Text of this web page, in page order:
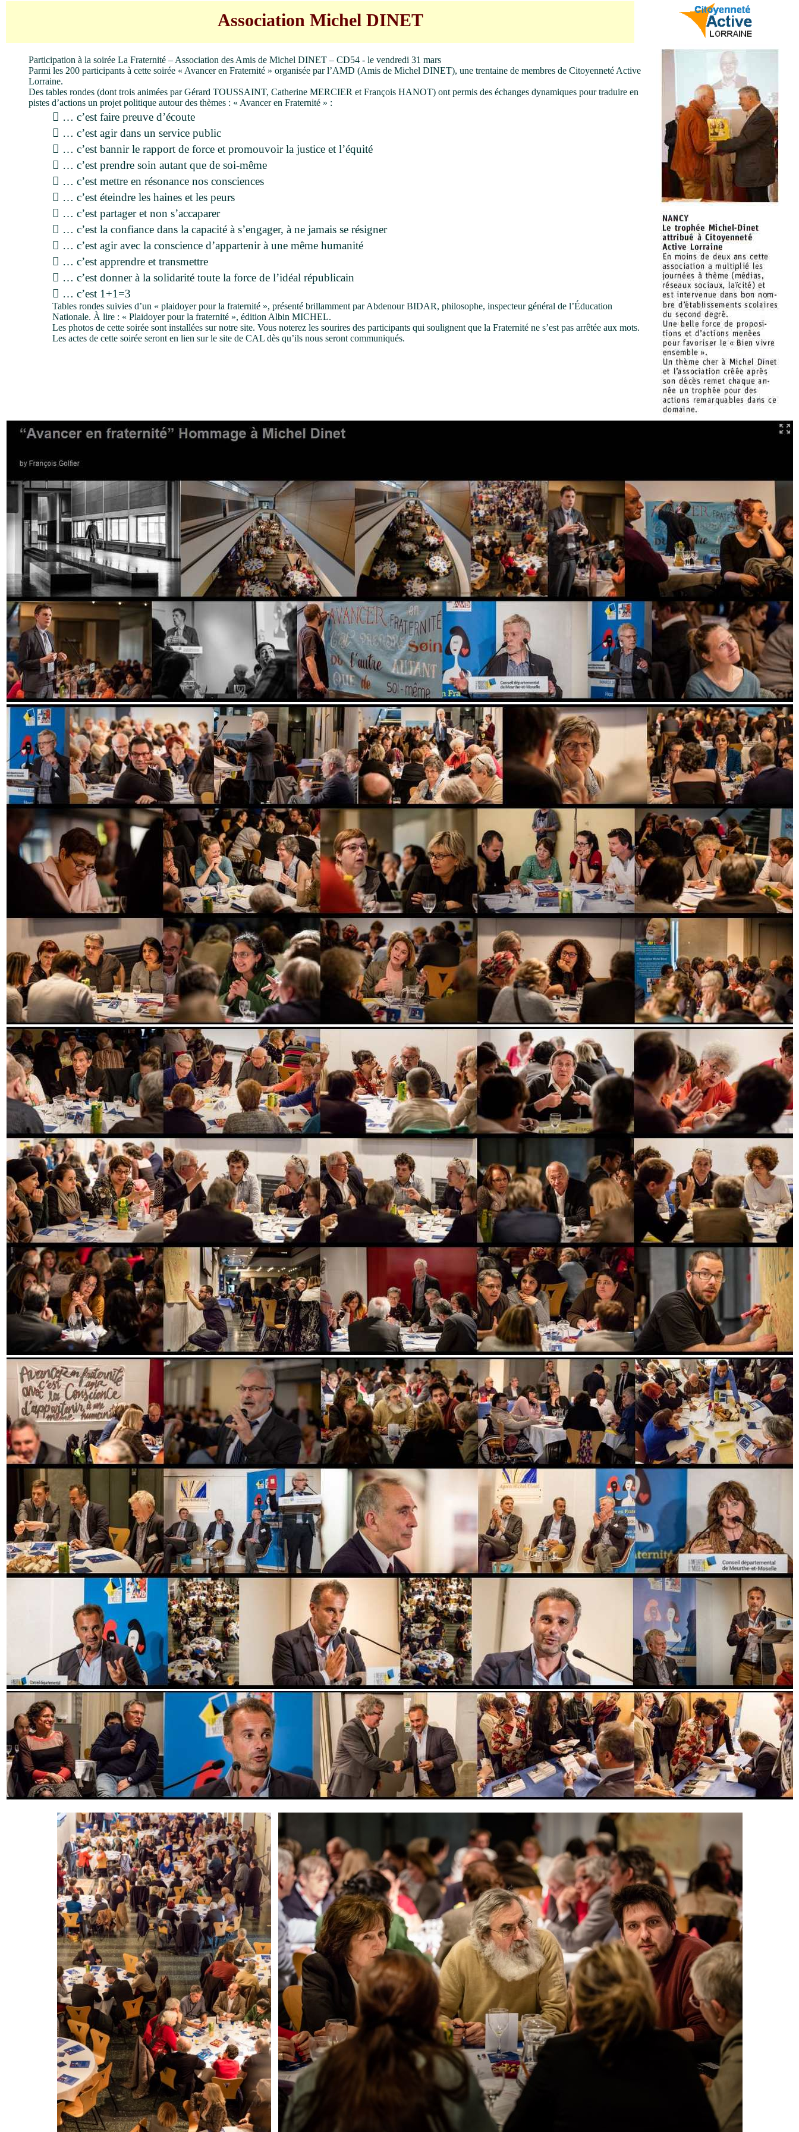
Association Michel DINET
Participation à la soirée La Fraternité – Association des Amis de Michel DINET – CD54 - le vendredi 31 mars
Parmi les 200 participants à cette soirée « Avancer en Fraternité » organisée par l’AMD (Amis de Michel DINET), une trentaine de membres de Citoyenneté Active
Lorraine.
Des tables rondes (dont trois animées par Gérard TOUSSAINT, Catherine MERCIER et François HANOT) ont permis des échanges dynamiques pour traduire en
pistes d’actions un projet politique autour des thèmes : « Avancer en Fraternité » :
 … c’est faire preuve d’écoute
 … c’est agir dans un service public
 … c’est bannir le rapport de force et promouvoir la justice et l’équité
 … c’est prendre soin autant que de soi-même
 … c’est mettre en résonance nos consciences
 … c’est éteindre les haines et les peurs
 … c’est partager et non s’accaparer
 … c’est la confiance dans la capacité à s’engager, à ne jamais se résigner
 … c’est agir avec la conscience d’appartenir à une même humanité
 … c’est apprendre et transmettre
 … c’est donner à la solidarité toute la force de l’idéal républicain
 … c’est 1+1=3
Tables rondes suivies d’un « plaidoyer pour la fraternité », présenté brillamment par Abdenour BIDAR, philosophe, inspecteur général de l’Éducation
Nationale. À lire : « Plaidoyer pour la fraternité », édition Albin MICHEL.
Les photos de cette soirée sont installées sur notre site. Vous noterez les sourires des participants qui soulignent que la Fraternité ne s’est pas arrêtée aux mots.
Les actes de cette soirée seront en lien sur le site de CAL dès qu’ils nous seront communiqués.